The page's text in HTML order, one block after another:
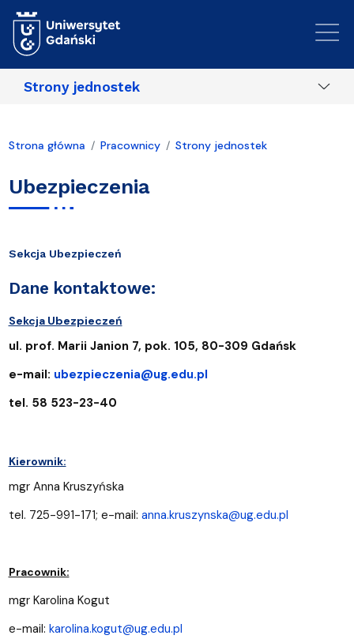
Strony jednostek
Strona główna Pracownicy Strony jednostek
Ubezpieczenia
Sekcja Ubezpieczeń
Dane kontaktowe:
Sekcja Ubezpieczeń
ul. prof. Marii Janion 7, pok. 105, 80-309 Gdańsk
e-mail: ubezpieczenia@ug.edu.pl
tel. 58 523-23-40
Kierownik:
mgr Anna Kruszyńska
tel. 725-991-171; e-mail: anna.kruszynska@ug.edu.pl
Pracownik:
mgr Karolina Kogut
e-mail: karolina.kogut@ug.edu.pl